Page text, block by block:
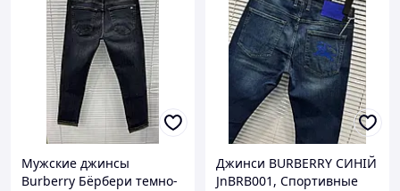
Мужские джинсы
Burberry Бёрбери темно-
Джинси BURBERRY СИНІЙ
JnBRB001, Спортивные